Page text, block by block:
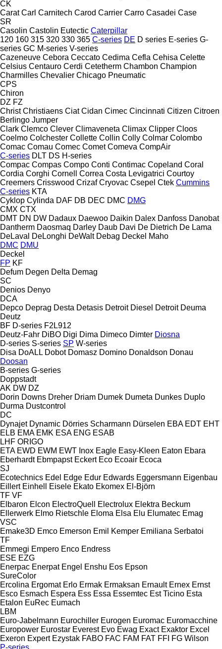
CK
Carat Carl Carnitech Carod Carrier Carro Casadei Case
SR
Casolin Castolin Eutectic Caterpillar
120 160 315 320 330 365 C-series DE D series E-series G-
series GC M-series V-series
Cazeneuve Cebora Ceccato Cedima Cefla Cehisa Celette
Celsius Centauro Cerdi Cetetherm Chambon Champion
Charmilles Chevalier Chicago Pneumatic
CPS
Chiron
DZ FZ
Christ Christiaens Ciat Cidan Cimec Cincinnati Citizen Citroen
Berlingo Jumper
Clark Clemco Clever Climaveneta Climax Clipper Cloos
Coelmo Colchester Collette Collin Colly Colmar Colombo
Comac Comau Comec Comet Comeva CompAir
C-series DLT DS H-series
Compac Compas Compo Conti Contimac Copeland Coral
Cordia Corghi Cornell Correa Costa Levigatrici Courtoy
Creemers Crisswood Crizaf Cryovac Csepel Ctek Cummins
C-series KTA
Cyklop Cylinda DAF DB DEC DMC DMG
CMX CTX
DMT DN DW Dadaux Daewoo Daikin Dalex Danfoss Danobat
Dantherm Daosmaq Darley Daub Davi De Dietrich De Lama
DeLaval
DeLonghi DeWalt Debag Deckel Maho
DMC DMU
Deckel
FP KF
Defum Degen Delta Demag
SC
Denios Denyo
DCA
Depco Deprag Desta Detasis Detroit Diesel Detroit Deuma
Deutz
BF D-series F2L912
Deutz-Fahr DiBO Digi Dima Dimeco Dimter Diosna
D-series S-series SP W-series
Disa DoALL Dobot Domasz Domino Donaldson Donau
Doosan
B-series G-series
Doppstadt
AK DW DZ
Dorin Downs Dreher Driam Dumek Dumeta Dunkes Duplo
Durma Dustcontrol
DC
Dynajet Dynamic Dörries Scharmann Dürselen EBA EDT EHT
ELB EMA EMK ESA ENG ESAB
LHF ORIGO
ETA EWD EWM EWT Inox Eagle Easy-Kleen Eaton Ebara
Eberhardt Ebmpapst Eckert Eco Ecoair Ecoca
SJ
Ecotechnics Edel Edge Edur Edwards Eggersmann Eigenbau
Eillert Einhell Eisele Ekato Ekomex El-Björn
TF VF
Elbaron Elcon ElectroQuell Electrolux Elektra Beckum
Ellerwerk Elmo Rietschle Eloma Elsa Elu Elumatec Emag
VSC
Emake3D Emco Emerson Emil Kemper Emiliana Serbatoi
TF
Emmegi Empero Enco Endress
ESE EZG
Enerpac Enerpat Engel Enshu Eos Epson
SureColor
Ercolina Ergomat Erlo Ermak Ermaksan Ernault Ernex Ernst
Esco Esmach Espera Ess Essa Essemtec Est Ticino Esta
Etalon EuRec Eumach
LBM
Euro-Jabelmann Eurochiller Eurogen Euromac Euromacchine
Europower Eurostar Everest Evo Ewag Exact Exaktor Excel
Exeron Expert Ezystak FABO FAC FAM FAT FFI FG Wilson
P-series